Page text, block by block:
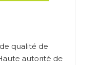
qualité de
autorité de